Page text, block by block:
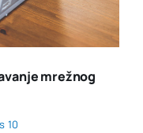
mrežnog
10